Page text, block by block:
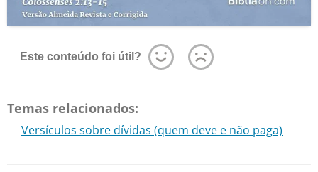
Este conteúdo foi útil?
Temas relacionados:
Versículos sobre dívidas (quem deve e não paga)